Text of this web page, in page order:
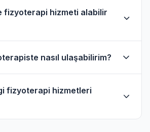
fizyoterapi hizmeti alabilir
bulunmaktadır.
kullanarak bu
nasıl ulaşabilirim?
ile doğrudan iletişime
fizyoterapi hizmetleri